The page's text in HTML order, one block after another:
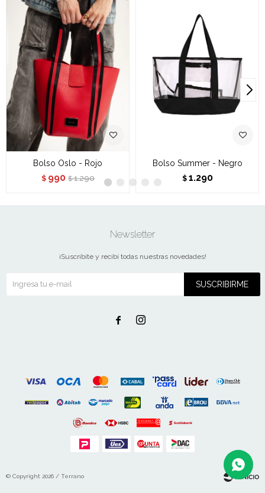
Bolso Oslo - Rojo
$ 990 $ 1.290
Bolso Summer - Negro
$ 1.290
Newsletter
¡Suscribite y recibí todas nuestras novedades!
SUSCRIBIRME
 
© Copyright 2026 / Terrano